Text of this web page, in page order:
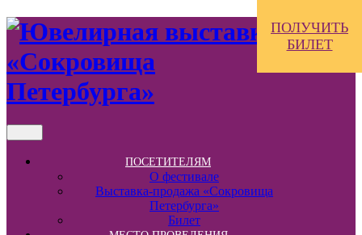
ПОСЕТИТЕЛЯМ
О фестивале
Выставка-продажа «Сокровища
Петербурга»
Билет
ПОЛУЧИТЬ
БИЛЕТ